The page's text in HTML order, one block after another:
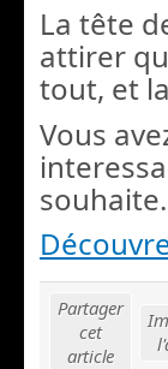
La tête
attirer
tout, et
Vous
souhaite.
Partager
cet
article